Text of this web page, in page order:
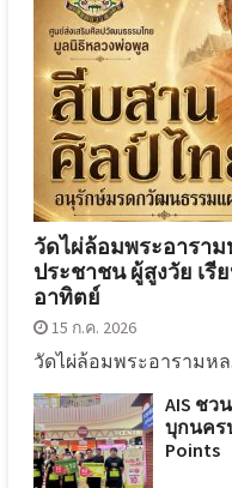
วัดไผ่ล้อมพระอารา
ประชาชน ผู้สูงวัย เ
อาทิตย์
15 ก.ค. 2026
วัดไผ่ล้อมพระอารามหล
AIS ชว
บุกนคร
Points